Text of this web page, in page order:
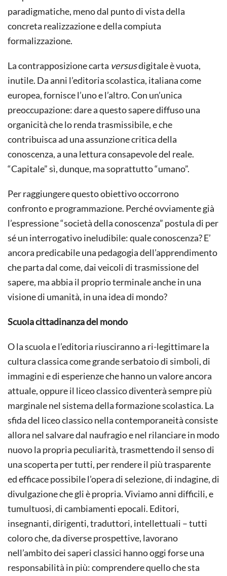
paradigmatiche, meno dal punto di vista della
concreta realizzazione e della compiuta
formalizzazione.
La contrapposizione carta versusdigitale è vuota,
inutile. Da anni l’editoria scolastica, italiana come
europea, fornisce l’uno e l’altro. Con un’unica
preoccupazione: dare a questo sapere diffuso una
organicità che lo renda trasmissibile, e che
contribuisca ad una assunzione critica della
conoscenza, a una lettura consapevole del reale.
“Capitale” sì, dunque, ma soprattutto “umano”.
Per raggiungere questo obiettivo occorrono
confronto e programmazione. Perché ovviamente già
l’espressione “società della conoscenza” postula di per
sé un interrogativo ineludibile: quale conoscenza? E’
ancora predicabile una pedagogia dell’apprendimento
che parta dal come, dai veicoli di trasmissione del
sapere, ma abbia il proprio terminale anche in una
visione di umanità, in una idea di mondo?
Scuola cittadinanza del mondo
O la scuola e l’editoria riusciranno a ri-legittimare la
cultura classica come grande serbatoio di simboli, di
immagini e di esperienze che hanno un valore ancora
attuale, oppure il liceo classico diventerà sempre più
marginale nel sistema della formazione scolastica. La
sfida del liceo classico nella contemporaneità consiste
allora nel salvare dal naufragio e nel rilanciare in modo
nuovo la propria peculiarità, trasmettendo il senso di
una scoperta per tutti, per rendere il più trasparente
ed efficace possibile l’opera di selezione, di indagine, di
divulgazione che gli è propria. Viviamo anni difficili, e
tumultuosi, di cambiamenti epocali. Editori,
insegnanti, dirigenti, traduttori, intellettuali – tutti
coloro che, da diverse prospettive, lavorano
nell’ambito dei saperi classici hanno oggi forse una
responsabilità in più: comprendere quello che sta